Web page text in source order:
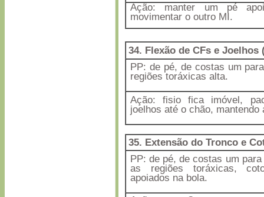
Ação: manter um pé
movimentar o outro MI.
34. Flexão de CFs e Joelhos
PP: de pé, de costas um
regiões toráxicas alta.
Ação: fisio fica imóvel,
joelhos até o chão, mantendo
35. Extensão do Tronco e
PP: de pé, de costas um
as regiões toráxicas,
apoiados na bola.